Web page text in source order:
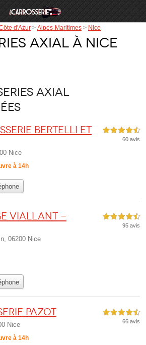
d'Azur > Alpes-Maritimes > Nice
Axial à Nice
Axial
Bertelli et
Nice
à 14h
4,5 étoiles sur 5
60 avis
Viallant -
06200 Nice
4,5 étoiles sur 5
95 avis
Pazot
Nice
à 14h
4,5 étoiles sur 5
66 avis